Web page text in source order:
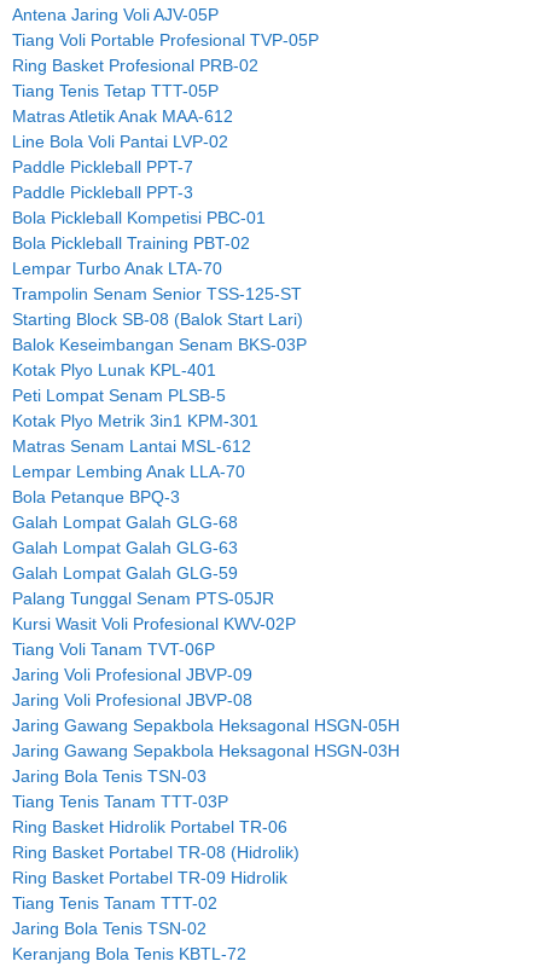
Antena Jaring Voli AJV-05P
Tiang Voli Portable Profesional TVP-05P
Ring Basket Profesional PRB-02
Tiang Tenis Tetap TTT-05P
Matras Atletik Anak MAA-612
Line Bola Voli Pantai LVP-02
Paddle Pickleball PPT-7
Paddle Pickleball PPT-3
Bola Pickleball Kompetisi PBC-01
Bola Pickleball Training PBT-02
Lempar Turbo Anak LTA-70
Trampolin Senam Senior TSS-125-ST
Starting Block SB-08 (Balok Start Lari)
Balok Keseimbangan Senam BKS-03P
Kotak Plyo Lunak KPL-401
Peti Lompat Senam PLSB-5
Kotak Plyo Metrik 3in1 KPM-301
Matras Senam Lantai MSL-612
Lempar Lembing Anak LLA-70
Bola Petanque BPQ-3
Galah Lompat Galah GLG-68
Galah Lompat Galah GLG-63
Galah Lompat Galah GLG-59
Palang Tunggal Senam PTS-05JR
Kursi Wasit Voli Profesional KWV-02P
Tiang Voli Tanam TVT-06P
Jaring Voli Profesional JBVP-09
Jaring Voli Profesional JBVP-08
Jaring Gawang Sepakbola Heksagonal HSGN-05H
Jaring Gawang Sepakbola Heksagonal HSGN-03H
Jaring Bola Tenis TSN-03
Tiang Tenis Tanam TTT-03P
Ring Basket Hidrolik Portabel TR-06
Ring Basket Portabel TR-08 (Hidrolik)
Ring Basket Portabel TR-09 Hidrolik
Tiang Tenis Tanam TTT-02
Jaring Bola Tenis TSN-02
Keranjang Bola Tenis KBTL-72